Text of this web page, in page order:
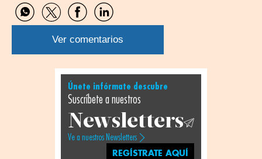
Compartir
por
WhatsApp
Compartir
por
Twitter
Compartir
por
Facebook
Compartir
por
Linkedin
Ver comentarios
Únete infórmate descubre
Suscríbete a nuestros
Newsletters
Ve a nuestros Newsletters
REGÍSTRATE AQUÍ